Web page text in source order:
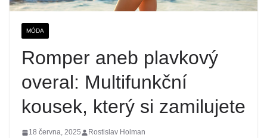
MÓDA
Romper aneb plavkový
overal: Multifunkční
kousek, který si zamilujete
18 června, 2025 Rostislav Holman